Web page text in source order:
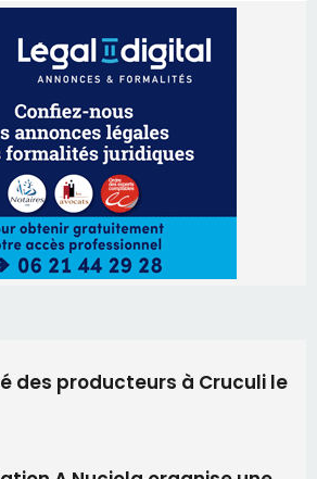
des producteurs à Cruculi le
A Nuciola organise une
étoiles
Argentin au stade de San
la Sainte-Marie et